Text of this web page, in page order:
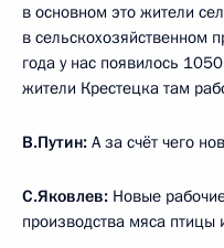
в основном это жители
в сельскохозяйственном
года у нас появилось
жители Крестецка там
В.Путин: А за счёт чего
С.Яковлев: Новые
производства мяса птицы